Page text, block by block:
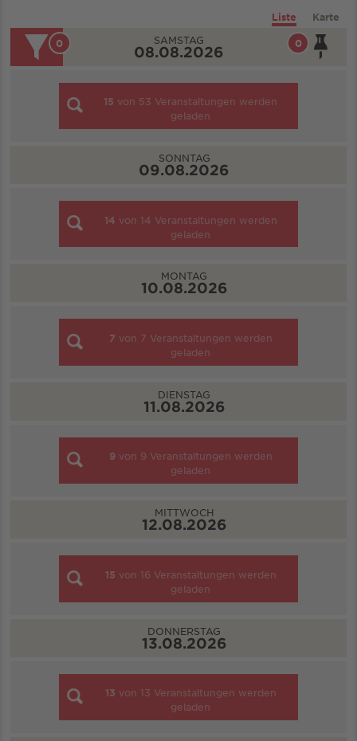
Liste Karte
0
0 SAMSTAG
08.08.2026
15 von 53 Veranstaltungen werden
geladen
SONNTAG
09.08.2026
14 von 14 Veranstaltungen werden
geladen
MONTAG
10.08.2026
7 von 7 Veranstaltungen werden
geladen
DIENSTAG
11.08.2026
9 von 9 Veranstaltungen werden
geladen
MITTWOCH
12.08.2026
15 von 16 Veranstaltungen werden
geladen
DONNERSTAG
13.08.2026
13 von 13 Veranstaltungen werden
geladen